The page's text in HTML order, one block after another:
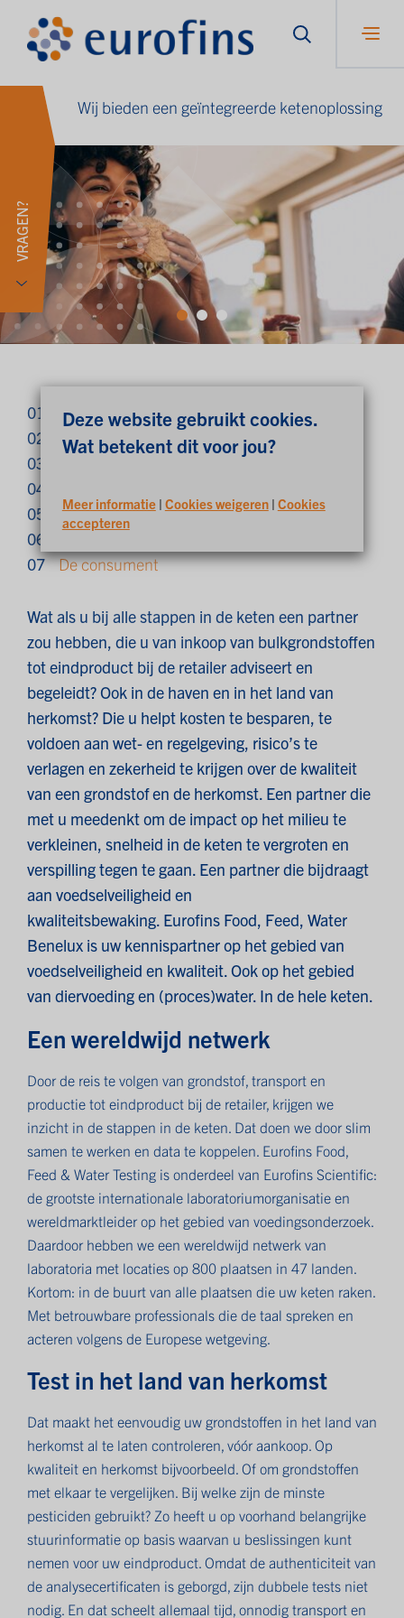
Deze website gebruikt cookies.
Wat betekent dit voor jou?
Meer informatie| Cookies weigeren| Cookies
accepteren
Wij bieden een geïntegreerde ketenoplossing
VRAGEN?
01
Agrarische sector
02
Opslag
03
04
05
Verpakking & etikettering
06
07
De consument
Wat als u bij alle stappen in de keten een partner
zou hebben, die u van inkoop van bulkgrondstoffen
tot eindproduct bij de retailer adviseert en
begeleidt? Ook in de haven en in het land van
herkomst? Die u helpt kosten te besparen, te
voldoen aan wet- en regelgeving, risico’s te
verlagen en zekerheid te krijgen over de kwaliteit
van een grondstof en de herkomst. Een partner die
met u meedenkt om de impact op het milieu te
verkleinen, snelheid in de keten te vergroten en
verspilling tegen te gaan. Een partner die bijdraagt
aan voedselveiligheid en
kwaliteitsbewaking. Eurofins Food, Feed, Water
Benelux is uw kennispartner op het gebied van
voedselveiligheid en kwaliteit. Ook op het gebied
van diervoeding en (proces)water. In de hele keten.
Een wereldwijd netwerk
Door de reis te volgen van grondstof, transport en
productie tot eindproduct bij de retailer, krijgen we
inzicht in de stappen in de keten. Dat doen we door slim
samen te werken en data te koppelen. Eurofins Food,
Feed & Water Testing is onderdeel van Eurofins Scientific:
de grootste internationale laboratoriumorganisatie en
wereldmarktleider op het gebied van voedingsonderzoek.
Daardoor hebben we een wereldwijd netwerk van
laboratoria met locaties op 800 plaatsen in 47 landen.
Kortom: in de buurt van alle plaatsen die uw keten raken.
Met betrouwbare professionals die de taal spreken en
acteren volgens de Europese wetgeving.
Test in het land van herkomst
Dat maakt het eenvoudig uw grondstoffen in het land van
herkomst al te laten controleren, vóór aankoop. Op
kwaliteit en herkomst bijvoorbeeld. Of om grondstoffen
met elkaar te vergelijken. Bij welke zijn de minste
pesticiden gebruikt? Zo heeft u op voorhand belangrijke
stuurinformatie op basis waarvan u beslissingen kunt
nemen voor uw eindproduct. Omdat de authenticiteit van
de analysecertificaten is geborgd, zijn dubbele tests niet
nodig. En dat scheelt allemaal tijd, onnodig transport en